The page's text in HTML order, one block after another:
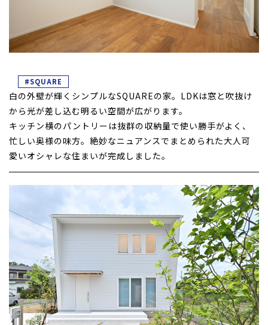
#SQUARE
白の外壁が輝くシンプルなSQUAREの家。LDKは窓と吹抜け
から光が差し込む明るい空間が広がります。
キッチン横のパントリーは抜群の収納量で使い勝手がよく、
忙しい奥様の味方。絶妙なニュアンスでまとめられた大人可
愛いオシャレな住まいが完成しました。